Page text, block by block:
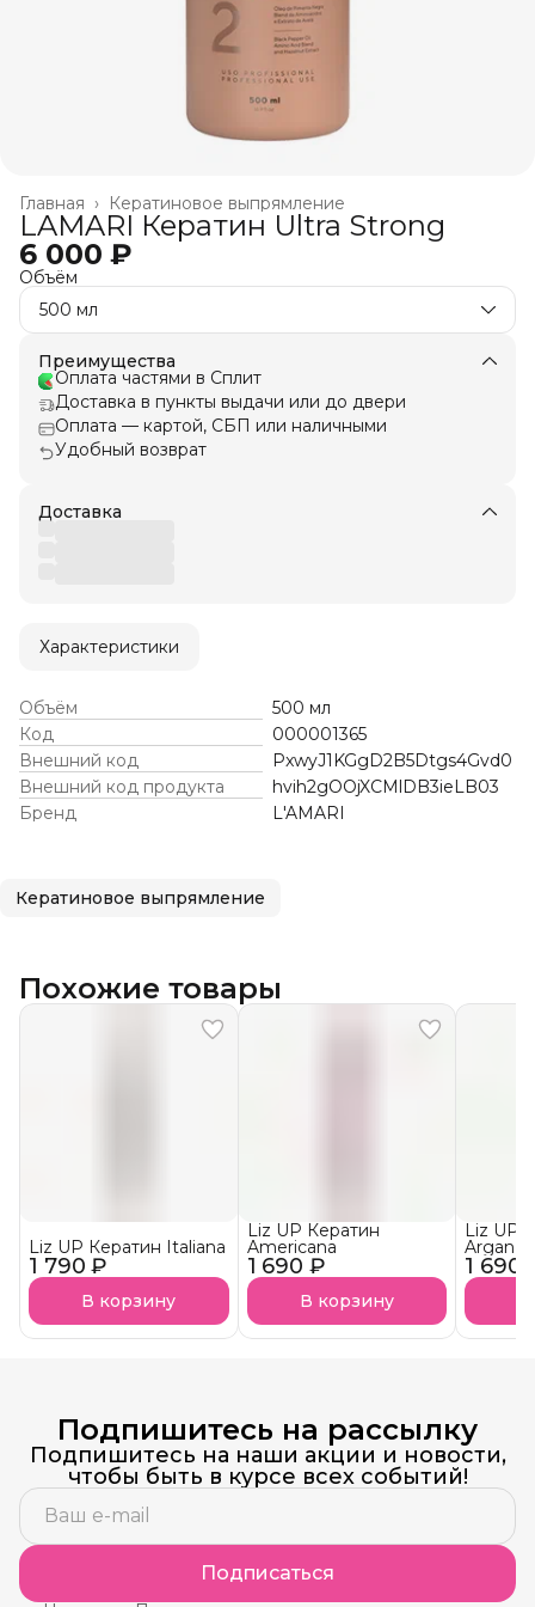
Кератиновое выпрямление
Главная ›
LAMARI Кератин Ultra Strong
6 000 ₽
Объём
500 мл
Преимущества
Оплата частями в Сплит
Доставка в пункты выдачи или до двери
Оплата — картой, СБП или наличными
Удобный возврат
Доставка
Характеристики
Объём
500 мл
Код
000001365
Внешний код
PxwyJ1KGgD2B5Dtgs4Gvd0
Внешний код продукта
hvih2gOOjXCMlDB3ieLB03
Бренд
L'AMARI
Кератиновое выпрямление
Похожие товары
1 790 ₽
Liz UP Кератин Italiana
В корзину
1 690 ₽
Liz UP Кератин
Americana
В корзину
1 690
Liz UP
Argan
Подпишитесь на рассылку
Подпишитесь на наши акции и новости,
чтобы быть в курсе всех событий!
Подписаться